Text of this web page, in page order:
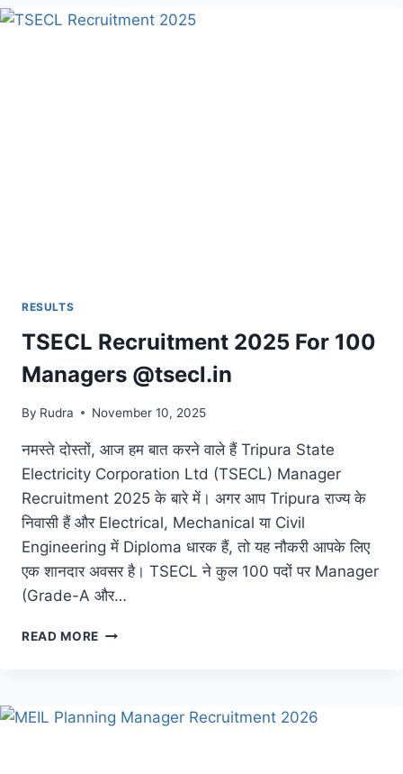
RESULTS
TSECL Recruitment 2025 For 100
Managers @tsecl.in
By Rudra November 10, 2025
नमस्ते दोस्तों, आज हम बात करने वाले हैं Tripura State
Electricity Corporation Ltd (TSECL) Manager
Recruitment 2025 के बारे में। अगर आप Tripura राज्य के
निवासी हैं और Electrical, Mechanical या Civil
Engineering में Diploma धारक हैं, तो यह नौकरी आपके लिए
एक शानदार अवसर है। TSECL ने कुल 100 पदों पर Manager
(Grade-A और…
READ MORE